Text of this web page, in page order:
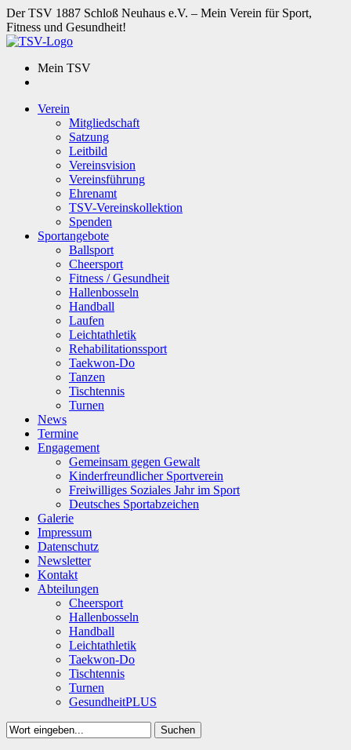
Der TSV 1887 Schloß Neuhaus e.V. – Mein Verein für Sport,
Fitness und Gesundheit!
Mein TSV
Verein
Mitgliedschaft
Satzung
Leitbild
Vereinsvision
Vereinsführung
Ehrenamt
TSV-Vereinskollektion
Spenden
Sportangebote
Ballsport
Cheersport
Fitness / Gesundheit
Hallenbosseln
Handball
Laufen
Leichtathletik
Rehabilitationssport
Taekwon-Do
Tanzen
Tischtennis
Turnen
News
Termine
Engagement
Gemeinsam gegen Gewalt
Kinderfreundlicher Sportverein
Freiwilliges Soziales Jahr im Sport
Deutsches Sportabzeichen
Galerie
Impressum
Datenschutz
Newsletter
Kontakt
Abteilungen
Cheersport
Hallenbosseln
Handball
Leichtathletik
Taekwon-Do
Tischtennis
Turnen
GesundheitPLUS
Suchen